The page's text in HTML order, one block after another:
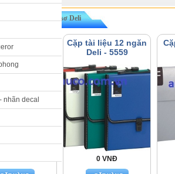
nhãn decal
» Cặp tài liệu hồ sơ Deli
Liệu 6 ngăn
-5554
Cặp tài liệu 12 ngăn
Deli - 5559
0 VNĐ